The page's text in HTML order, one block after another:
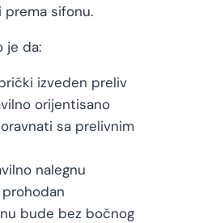
sifonu.
je da:
izveden preliv
orijentisano
sa prelivnim
nalegnu
bude bez bočnog